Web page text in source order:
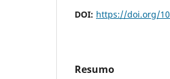
DOI: https://doi.org/
Resumo